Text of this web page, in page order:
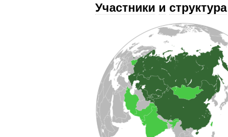
Участники и структура